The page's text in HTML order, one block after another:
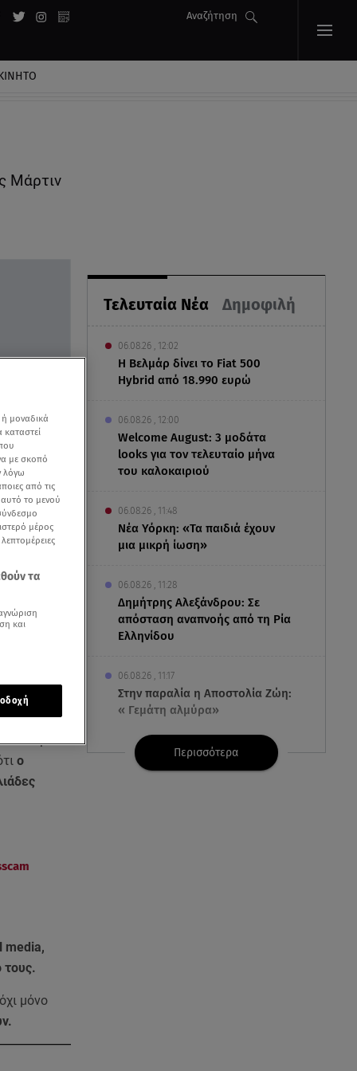
Αναζήτηση
Μάρτιν
Τελευταία Νέα Δημοφιλή
06.08.26 , 12:02
Η Βελμάρ δίνει το Fiat 500
Hybrid από 18.990 ευρώ
06.08.26 , 12:00
Welcome August: 3 μοδάτα
looks για τον τελευταίο μήνα
του καλοκαιριού
06.08.26 , 11:48
Νέα Υόρκη: «Τα παιδιά έχουν
μια μικρή ίωση»
06.08.26 , 11:28
Δημήτρης Αλεξάνδρου: Σε
απόσταση αναπνοής από τη Ρία
Ελληνίδου
06.08.26 , 11:17
Στην παραλία η Αποστολία Ζώη:
« Γεμάτη αλμύρα»
06.08.26 , 11:17
Kymco Agility NX 125 Τοp Case:
Περισσότερα
από μια
Μπάιρον
ο
media,
τους.
μόνο
μοναδικά
με σκοπό
λόγω
από τις
αυτό το μενού
μέρος
τα
και